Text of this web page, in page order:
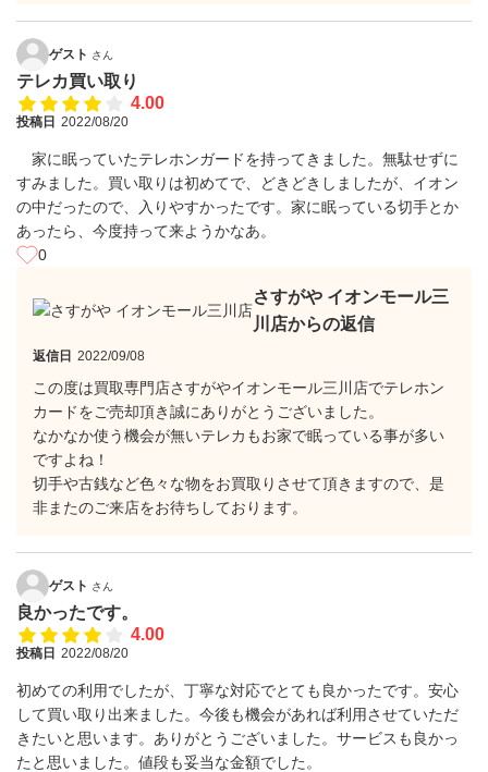
ゲスト さん
テレカ買い取り
4.00
投稿日 2022/08/20
家に眠っていたテレホンガードを持ってきました。無駄せずに
すみました。買い取りは初めてで、どきどきしましたが、イオン
の中だったので、入りやすかったです。家に眠っている切手とか
あったら、今度持って来ようかなあ。
0
さすがや イオンモール三
川店からの返信
返信日 2022/09/08
この度は買取専門店さすがやイオンモール三川店でテレホン
カードをご売却頂き誠にありがとうございました。
なかなか使う機会が無いテレカもお家で眠っている事が多い
ですよね！
切手や古銭など色々な物をお買取りさせて頂きますので、是
非またのご来店をお待ちしております。
ゲスト さん
良かったです。
4.00
投稿日 2022/08/20
初めての利用でしたが、丁寧な対応でとても良かったです。安心
して買い取り出来ました。今後も機会があれば利用させていただ
きたいと思います。ありがとうございました。サービスも良かっ
たと思いました。値段も妥当な金額でした。